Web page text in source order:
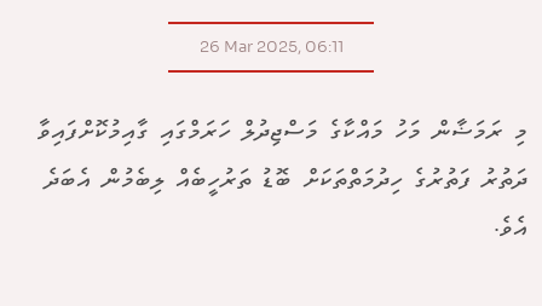
26 Mar 2025, 06:11
މި ރަމަޟާން މަހު މައްކާގެ މަސްޖިދުލް ހަރަމްގައި ގާއިމުކޮށްފައިވާ
ދަތުރު ފަތުރުގެ ހިދުމަތްތަކަށް ބޮޑު ތަރުހީބެއް ލިބެމުން އެބަދެ
އެވެ.